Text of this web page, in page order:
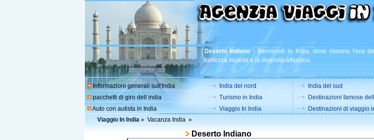
Deserto Indiano - Benvenuti in India, dove risuona l'eco
bellezza incanta e la diversità affascina.
Informazioni generali sull'India
pacchetti di giro dell india
Auto con autista in India
India del nord
Turismo in India
Viaggio In India
India del sud
Destinazioni famose
Destinazioni di viaggio
Viaggio In India» Vacanza India»
Deserto Indiano